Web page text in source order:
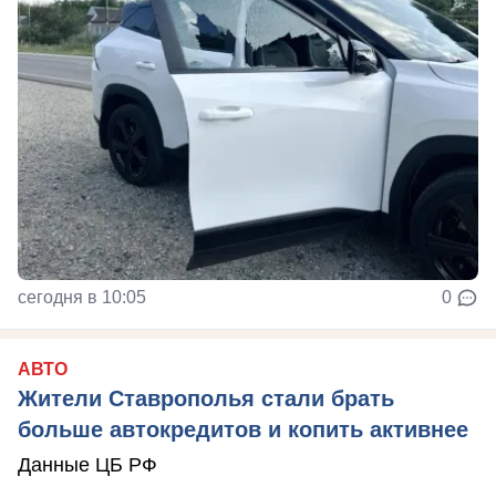
сегодня в 10:05 0
АВТО
Жители Ставрополья стали брать
больше автокредитов и копить активнее
Данные ЦБ РФ